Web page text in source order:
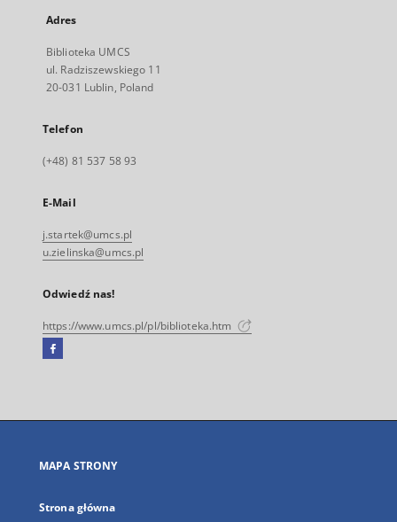
Adres
Biblioteka UMCS
ul. Radziszewskiego 11
20-031 Lublin, Poland
Telefon
(+48) 81 537 58 93
E-Mail
j.startek@umcs.pl
u.zielinska@umcs.pl
Odwiedź nas!
https://www.umcs.pl/pl/biblioteka.htm
Facebook
się
karcie
MAPA STRONY
Strona główna